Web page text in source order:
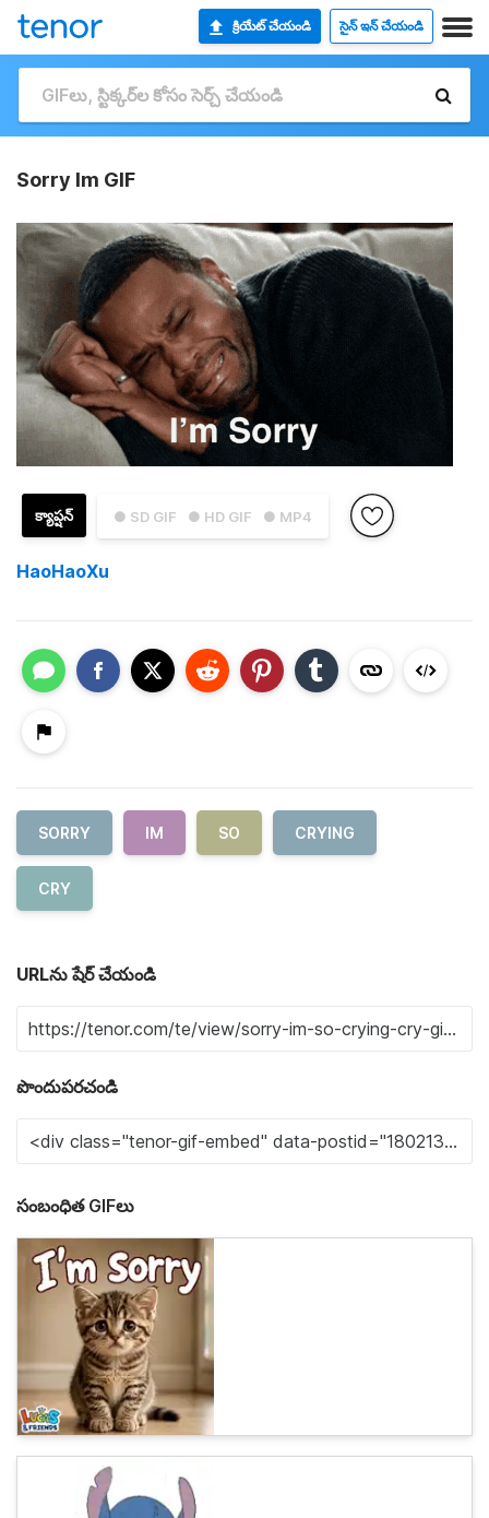
క్రియేట్ చేయండి సైన్ ఇన్ చేయండి
Sorry Im GIF
● SD GIF ● HD GIF ● MP4
క్యాప్షన్
HaoHaoXu
SORRY IM SO CRYING
CRY
URLను షేర్ చేయండి
పొందుపరచండి
సంబంధిత GIFలు